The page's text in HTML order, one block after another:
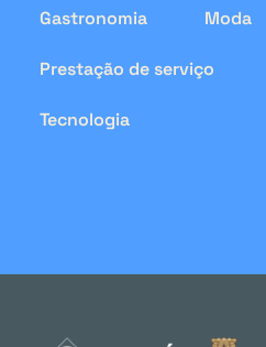
Gastronomia Moda
Prestação de serviço
Tecnologia